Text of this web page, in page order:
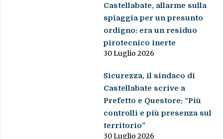
Castellabate, allarme sulla
spiaggia per un presunto
ordigno: era un residuo
pirotecnico inerte
30 Luglio 2026
Sicurezza, il sindaco di
Castellabate scrive a
Prefetto e Questore: “Più
controlli e più presenza sul
territorio”
30 Luglio 2026